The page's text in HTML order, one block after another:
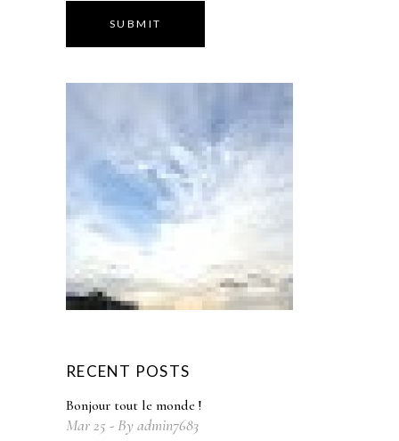
SUBMIT
RECENT POSTS
Bonjour tout le monde !
Mar25 Byadmin7683